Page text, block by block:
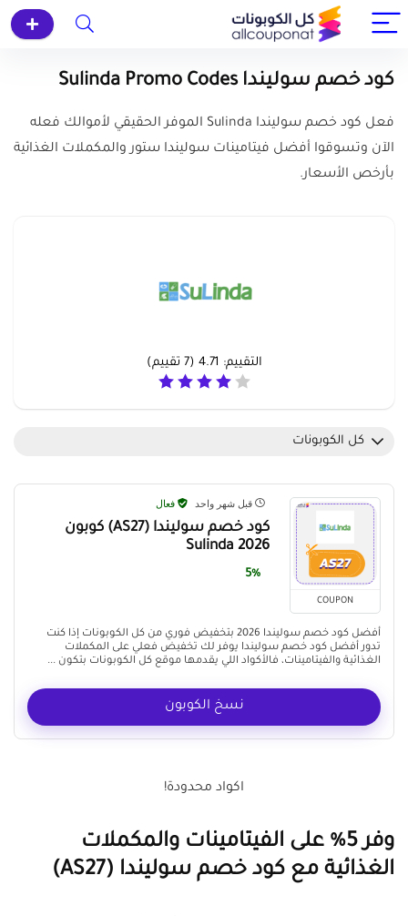
كود خصم سوليندا Sulinda Promo Codes
فعل كود خصم سوليندا Sulinda الموفر الحقيقي لأموالك فعله
الآن وتسوقوا أفضل فيتامينات سوليندا ستور والمكملات الغذائية
بأرخص الأسعار.
التقييم: 4.71
(
7 تقييم)
كل الكوبونات
COUPON
قبل شهر واحد فعال
كود خصم سوليندا (AS27) كوبون
Sulinda 2026
5%
أفضل كود خصم سوليندا 2026 بتخفيض فوري من كل الكوبونات إذا كنت
تدور أفضل كود خصم سوليندا يوفر لك تخفيض فعلي على المكملات
الغذائية والفيتامينات، فالأكواد اللي يقدمها موقع كل الكوبونات بتكون ...
نسخ الكوبون
اكواد محدودة!
وفر 5% على الفيتامينات والمكملات
الغذائية مع كود خصم سوليندا (AS27)